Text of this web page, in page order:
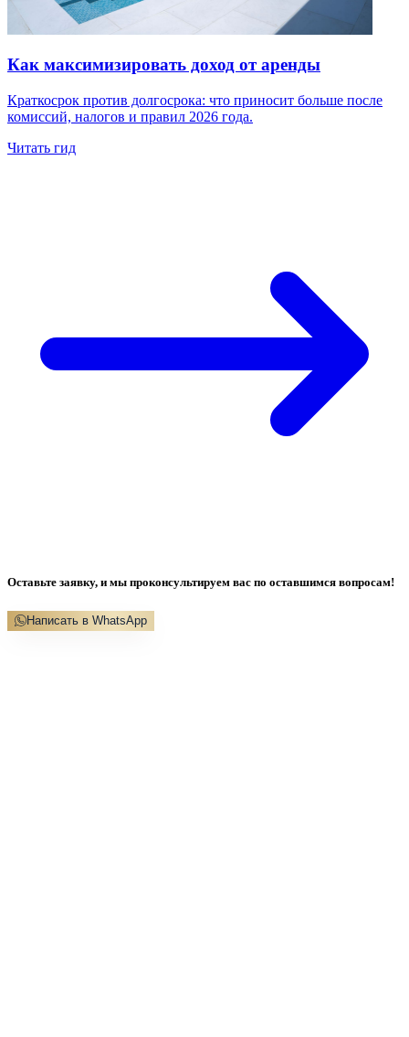
Как максимизировать доход от аренды
Краткосрок против долгосрока: что приносит больше после
комиссий, налогов и правил 2026 года.
Читать гид
Оставьте заявку, и мы проконсультируем вас по оставшимся вопросам!
Написать в WhatsApp